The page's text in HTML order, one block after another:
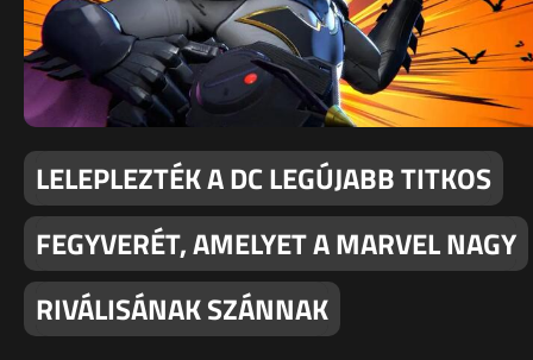
LELEPLEZTÉK A DC LEGÚJABB TITKOS
FEGYVERÉT, AMELYET A MARVEL NAGY
RIVÁLISÁNAK SZÁNNAK